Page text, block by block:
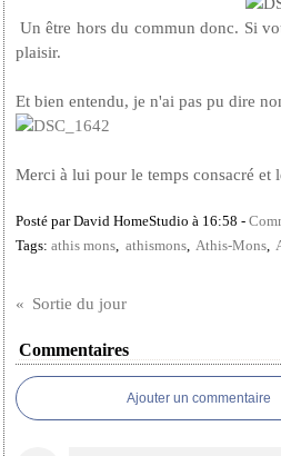
Un être hors du commun donc. Si
plaisir.
Et bien entendu, je n'ai pas pu dire
Merci à lui pour le temps consacré et
Posté par David HomeStudio à 16:58 -
Tags: athis mons, athismons, Athis-Mons,
Sortie du jour
Commentaires
Ajouter un commentaire